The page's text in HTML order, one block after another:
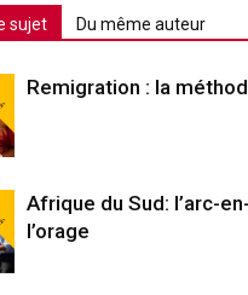
sujet Du même auteur
Remigration : la
Afrique du Sud: l’arc-
l’orage